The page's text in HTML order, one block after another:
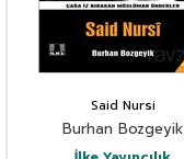
Said Nursi
Burhan Bozgeyik